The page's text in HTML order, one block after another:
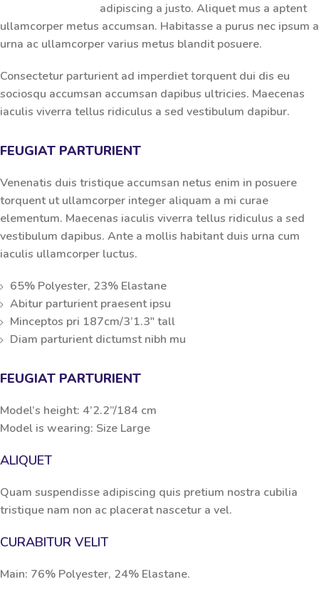
adipiscing a justo. Aliquet mus a aptent
ullamcorper metus accumsan. Habitasse a purus nec ipsum a
urna ac ullamcorper varius metus blandit posuere.
Consectetur parturient ad imperdiet torquent dui dis eu
sociosqu accumsan accumsan dapibus ultricies. Maecenas
iaculis viverra tellus ridiculus a sed vestibulum dapibur.
FEUGIAT PARTURIENT
Venenatis duis tristique accumsan netus enim in posuere
torquent ut ullamcorper integer aliquam a mi curae
elementum. Maecenas iaculis viverra tellus ridiculus a sed
vestibulum dapibus. Ante a mollis habitant duis urna cum
iaculis ullamcorper luctus.
65% Polyester, 23% Elastane
Abitur parturient praesent ipsu
Minceptos pri 187cm/3’1.3″ tall
Diam parturient dictumst nibh mu
FEUGIAT PARTURIENT
Model’s height: 4’2.2”/184 cm
Model is wearing: Size Large
ALIQUET
Quam suspendisse adipiscing quis pretium nostra cubilia
tristique nam non ac placerat nascetur a vel.
CURABITUR VELIT
Main: 76% Polyester, 24% Elastane.